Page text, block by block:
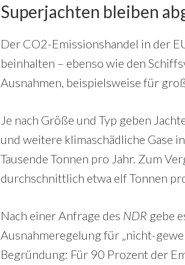
Superjachten bleiben
Der CO2-Emissionshandel in der
beinhalten – ebenso wie den
Ausnahmen, beispielsweise für
Je nach Größe und Typ geben
und weitere klimaschädliche Gase
Tausende Tonnen pro Jahr. Zum
durchschnittlich etwa elf Tonnen
Nach einer Anfrage des NDR gebe
Ausnahmeregelung für „nicht-
Begründung: Für 90 Prozent der